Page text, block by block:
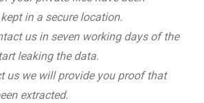
in a secure location.
us in seven working days of the
leaking the data.
us we will provide you proof that
extracted.